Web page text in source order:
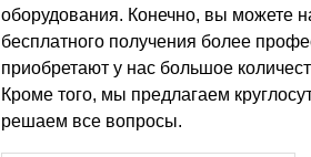
оборудования. Конечно, вы можете
бесплатного получения более
приобретают у нас большое
Кроме того, мы предлагаем
решаем все вопросы.